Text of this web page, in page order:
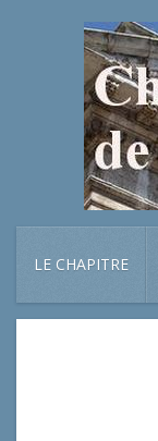
LE CHAPITRE